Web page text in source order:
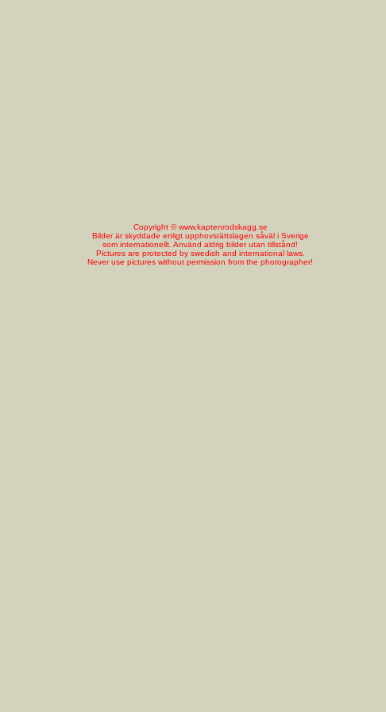
Copyright © www.kaptenrodskagg.se
Bilder är skyddade enligt upphovsrättslagen såväl i Sverige
som internationellt. Använd aldrig bilder utan tillstånd!
Pictures are protected by swedish and international laws.
Never use pictures without permission from the photographer!